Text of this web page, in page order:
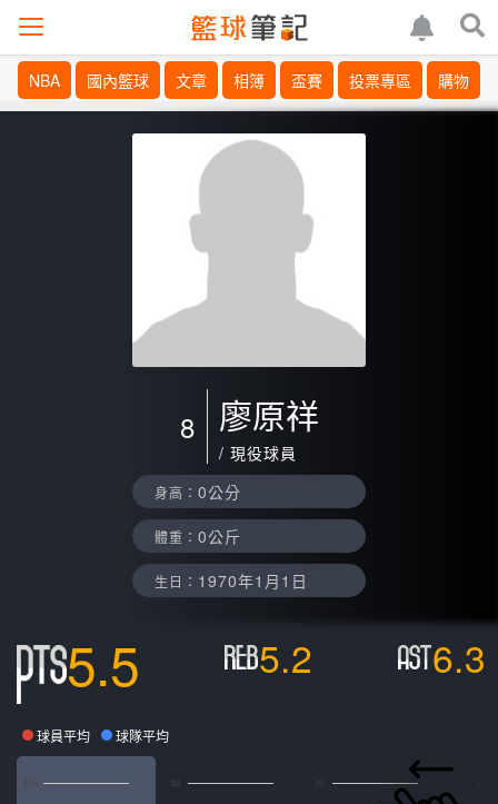
NBA 國內籃球 文章 相簿 盃賽 投票專區 購物
8 廖原祥
/ 現役球員
身高： 0公分
體重： 0公斤
生日： 1970年1月1日
5.5 5.2 6.3
球員平均 球隊平均
50 20